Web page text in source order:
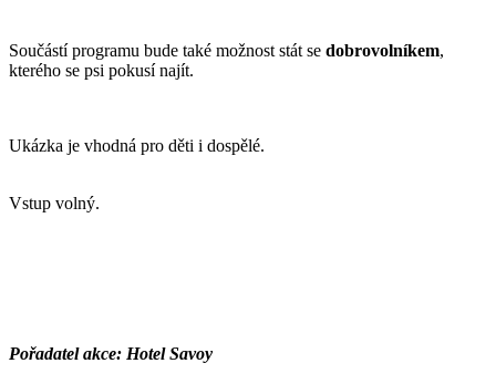
Součástí programu bude také možnost stát se dobrovolníkem,
kterého se psi pokusí najít.
Ukázka je vhodná pro děti i dospělé.
Vstup volný.
Pořadatel akce: Hotel Savoy